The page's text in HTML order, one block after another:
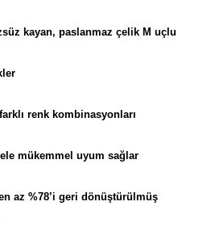
kayan, paslanmaz çelik M uçlu
renk kombinasyonları
mükemmel uyum sağlar
az %78’i geri dönüştürülmüş